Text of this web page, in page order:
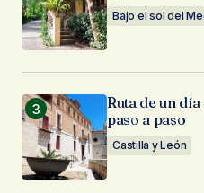
Bajo el sol del
Ruta de un
paso a paso
Castilla y León